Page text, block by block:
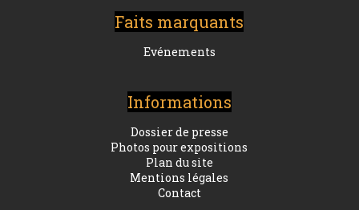
Faits marquants
Evénements
Informations
Dossier de presse
Photos pour expositions
Plan du site
Mentions légales
Contact